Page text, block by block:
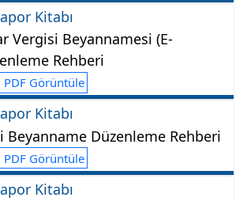
Kitabı
Vergisi Beyannamesi (E-
Rehberi
PDF Görüntüle
Kitabı
Beyanname Düzenleme Rehberi
PDF Görüntüle
Kitabı